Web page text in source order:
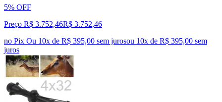
5% OFF
Preço R$ 3.752,46R$ 3.752,46
no Pix Ou 10x de R$ 395,00 sem jurosou 10x de R$ 395,00 sem
juros